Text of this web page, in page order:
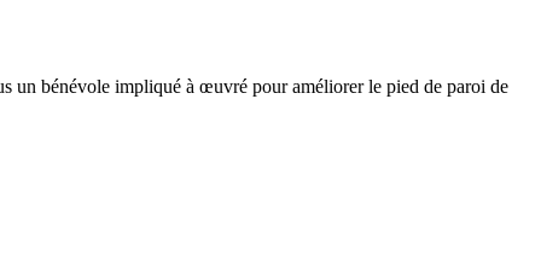
un bénévole impliqué à œuvré pour améliorer le pied de paroi de